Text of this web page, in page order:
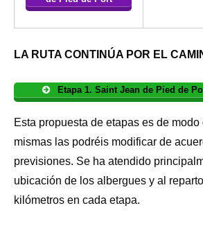
LA RUTA CONTINÚA POR EL
Etapa 1. Saint Jean de Pied de
Esta propuesta de etapas es de
mismas las podréis modificar de
previsiones. Se ha atendido
ubicación de los albergues y al
kilómetros en cada etapa.